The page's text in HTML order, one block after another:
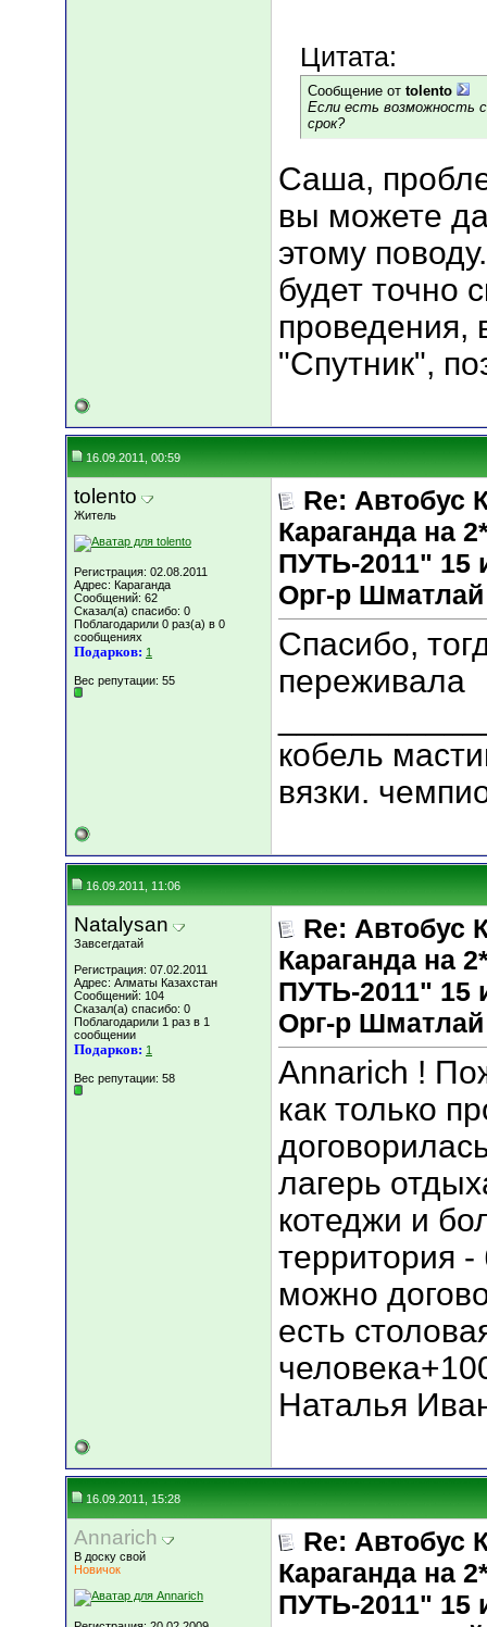
Цитата:
Сообщение от tolento
Если есть возможность
срок?
Саша,
вы можете
этому
будет точно
проведения,
"Спутник",
16.09.2011, 00:59
tolento
Житель
Регистрация: 02.08.2011
Адрес: Караганда
Сообщений: 62
Сказал(а) спасибо: 0
Поблагодарили 0 раз(а) в 0
сообщениях
Подарков: 1
Вес репутации: 55
Re: Автобус
Караганда на
ПУТЬ-2011" 15
Орг-р
Спасибо,
переживала
кобель
вязки.
16.09.2011, 11:06
Natalysan
Завсегдатай
Регистрация: 07.02.2011
Адрес: Алматы Казахстан
Сообщений: 104
Сказал(а) спасибо: 0
Поблагодарили 1 раз в 1
сообщении
Подарков: 1
Вес репутации: 58
Re: Автобус
Караганда на
ПУТЬ-2011" 15
Орг-р
Annarich !
как только
лагерь
котеджи и
территория -
можно
есть
Наталья
16.09.2011, 15:28
Annarich
В доску свой
Новичок
Re: Автобус
Караганда на
ПУТЬ-2011" 15